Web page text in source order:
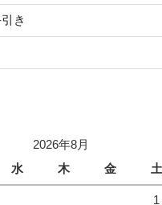
き
2026年8月
水 木 金 土
1